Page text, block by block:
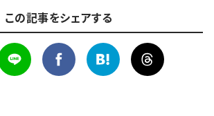
この記事をシェアする